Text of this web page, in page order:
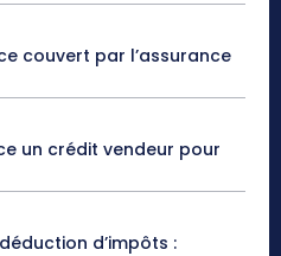
couvert par l’assurance
un crédit vendeur pour
d’impôts :